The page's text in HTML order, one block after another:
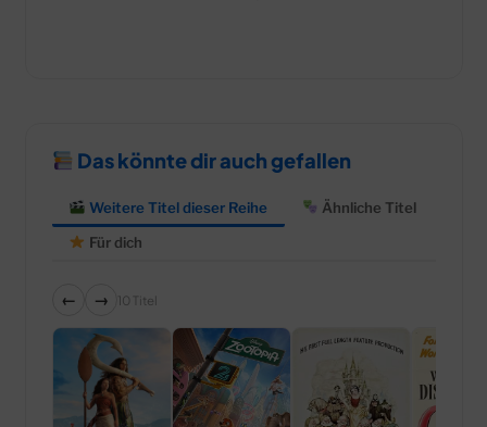
Das könnte dir auch gefallen
Weitere Titel dieser Reihe
Ähnliche Titel
Für dich
← → 10 Titel